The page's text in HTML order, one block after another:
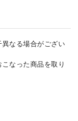
なる場合がござい
なった商品を取り